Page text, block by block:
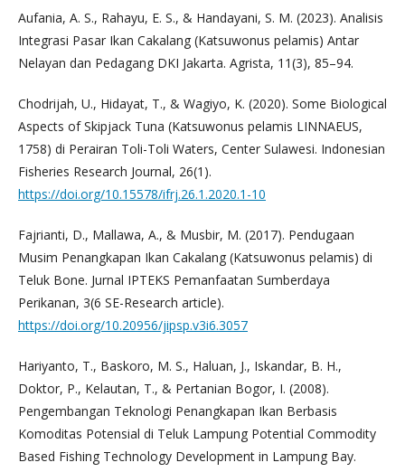
Aufania, A. S., Rahayu, E. S., & Handayani, S. M. (2023). Analisis
Integrasi Pasar Ikan Cakalang (Katsuwonus pelamis) Antar
Nelayan dan Pedagang DKI Jakarta. Agrista, 11(3), 85–94.
Chodrijah, U., Hidayat, T., & Wagiyo, K. (2020). Some Biological
Aspects of Skipjack Tuna (Katsuwonus pelamis LINNAEUS,
1758) di Perairan Toli-Toli Waters, Center Sulawesi. Indonesian
Fisheries Research Journal, 26(1).
https://doi.org/10.15578/ifrj.26.1.2020.1-10
Fajrianti, D., Mallawa, A., & Musbir, M. (2017). Pendugaan
Musim Penangkapan Ikan Cakalang (Katsuwonus pelamis) di
Teluk Bone. Jurnal IPTEKS Pemanfaatan Sumberdaya
Perikanan, 3(6 SE-Research article).
https://doi.org/10.20956/jipsp.v3i6.3057
Hariyanto, T., Baskoro, M. S., Haluan, J., Iskandar, B. H.,
Doktor, P., Kelautan, T., & Pertanian Bogor, I. (2008).
Pengembangan Teknologi Penangkapan Ikan Berbasis
Komoditas Potensial di Teluk Lampung Potential Commodity
Based Fishing Technology Development in Lampung Bay.